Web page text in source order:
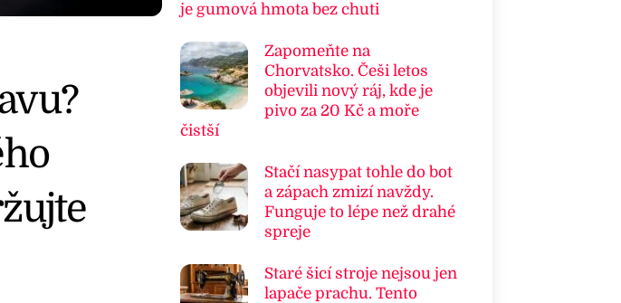
je gumová hmota bez chuti
Zapomeňte na
Chorvatsko. Češi letos
objevili nový ráj, kde je
pivo za 20 Kč a moře
čistší
Stačí nasypat tohle do bot
a zápach zmizí navždy.
Funguje to lépe než drahé
spreje
Staré šicí stroje nejsou jen
lapače prachu. Tento